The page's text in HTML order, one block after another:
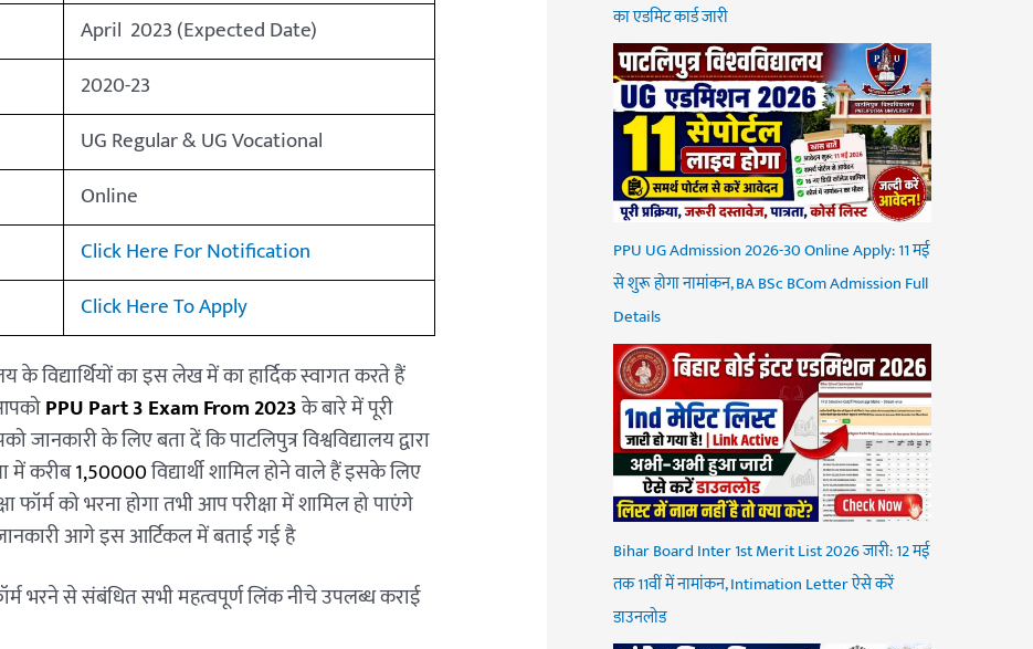
April 2023 (Expected Date)
2020-23
UG Regular & UG Vocational
Online
Click Here For Notification
Click Here To Apply
के विद्यार्थियों का इस लेख में का हार्दिक स्वागत करते हैं
PPU Part 3 Exam From 2023के बारे में पूरी
जानकारी के लिए बता दें कि पाटलिपुत्र विश्वविद्यालय द्वारा
में करीब1,50000विद्यार्थी शामिल होने वाले हैं इसके लिए
को भरना होगा तभी आप परीक्षा में शामिल हो पाएंगे
आगे इस आर्टिकल में बताई गई है
भरने से संबंधित सभी महत्वपूर्ण लिंक नीचे उपलब्ध कराई
का एडमिट कार्ड जारी
PPU UG Admission 2026-30 Online Apply: 11 मई
से शुरू होगा नामांकन, BA BSc BCom Admission Full
Details
Bihar Board Inter 1st Merit List 2026 जारी: 12 मई
तक 11वीं में नामांकन, Intimation Letter ऐसे करें
डाउनलोड